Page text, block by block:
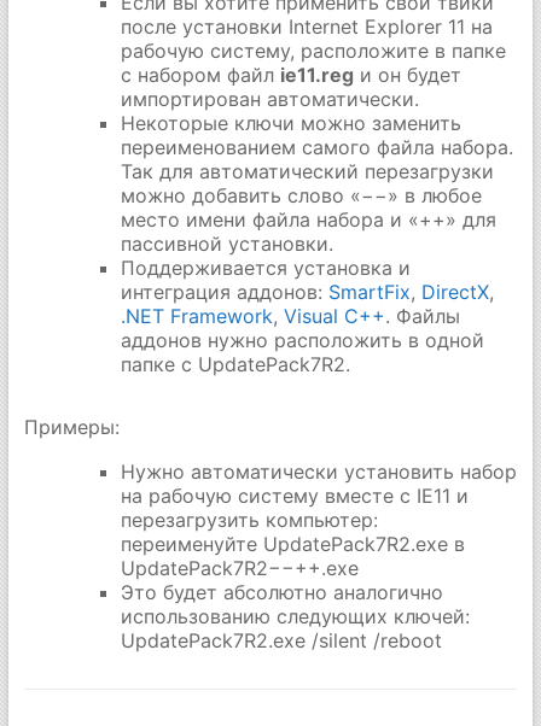
после установки Internet Explorer 11 на
рабочую систему, расположите в папке
с набором файл ie11.reg и он будет
импортирован автоматически.
Некоторые ключи можно заменить
переименованием самого файла набора.
Так для автоматический перезагрузки
можно добавить слово «−−» в любое
место имени файла набора и «++» для
пассивной установки.
Поддерживается установка и
интеграция аддонов: SmartFix, DirectX,
.NET Framework, Visual C++. Файлы
аддонов нужно расположить в одной
папке с UpdatePack7R2.
Примеры:
Нужно автоматически установить набор
на рабочую систему вместе с IE11 и
перезагрузить компьютер:
переименуйте UpdatePack7R2.exe в
UpdatePack7R2−−++.exe
Это будет абсолютно аналогично
использованию следующих ключей:
UpdatePack7R2.exe /silent /reboot